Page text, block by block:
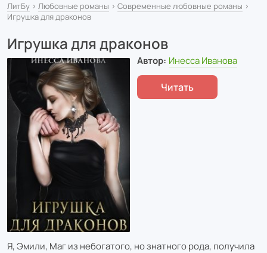
ЛитБу › Любовные романы › Современные любовные романы ›
Игрушка для драконов
Игрушка для драконов
Автор: Инесса Иванова
Читать
Я, Эмили, Маг из небогатого, но знатного рода, получила